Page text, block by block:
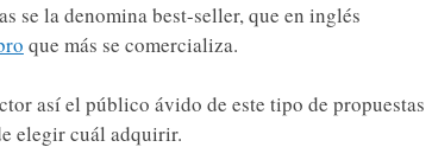
se la denomina best-seller, que en inglés
que más se comercializa.
así el público ávido de este tipo de propuestas
elegir cuál adquirir.